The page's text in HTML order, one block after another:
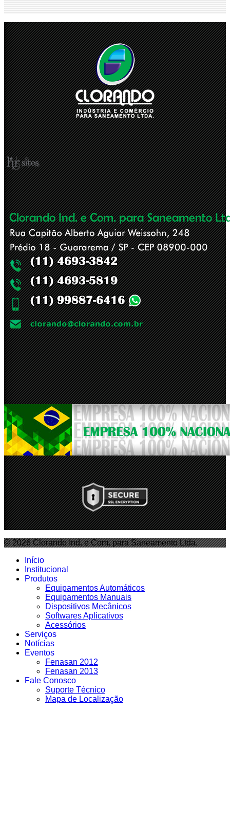
© 2026 Clorando Ind. e Com. para Saneamento Ltda.
Início
Institucional
Produtos
Equipamentos Automáticos
Equipamentos Manuais
Dispositivos Mecânicos
Softwares Aplicativos
Acessórios
Serviços
Notícias
Eventos
Fenasan 2012
Fenasan 2013
Fale Conosco
Suporte Técnico
Mapa de Localização